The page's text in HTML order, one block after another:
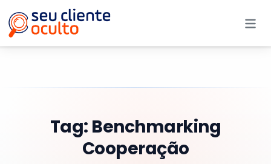
Tag: Benchmarking
Cooperação